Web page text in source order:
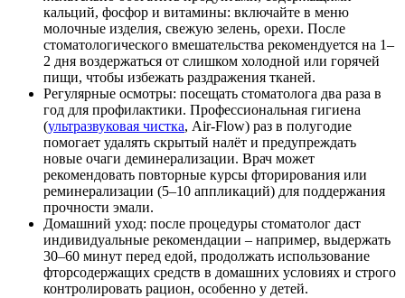
кальций, фосфор и витамины: включайте в меню
молочные изделия, свежую зелень, орехи. После
стоматологического вмешательства рекомендуется на 1–
2 дня воздержаться от слишком холодной или горячей
пищи, чтобы избежать раздражения тканей.
Регулярные осмотры: посещать стоматолога два раза в
год для профилактики. Профессиональная гигиена
(ультразвуковая чистка, Air-Flow) раз в полугодие
помогает удалять скрытый налёт и предупреждать
новые очаги деминерализации. Врач может
рекомендовать повторные курсы фторирования или
реминерализации (5–10 аппликаций) для поддержания
прочности эмали.
Домашний уход: после процедуры стоматолог даст
индивидуальные рекомендации – например, выдержать
30–60 минут перед едой, продолжать использование
фторсодержащих средств в домашних условиях и строго
контролировать рацион, особенно у детей.